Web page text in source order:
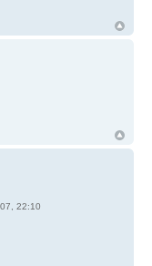
22:10